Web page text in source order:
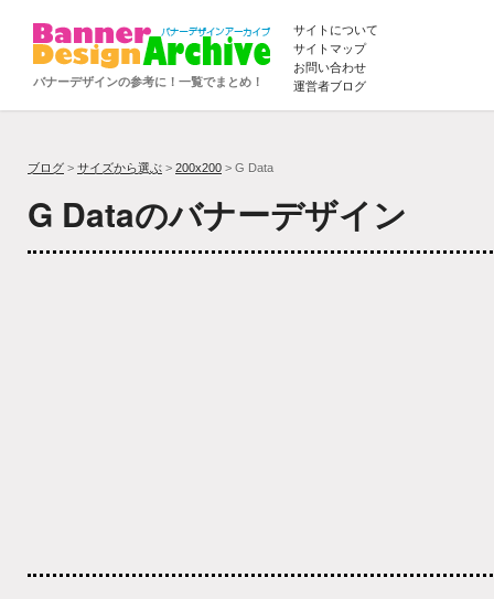
バナーデザインの参考に！一覧でまとめ！
サイトについて
サイトマップ
お問い合わせ
運営者ブログ
ブログ > サイズから選ぶ > 200x200 > G Data
G Dataのバナーデザイン